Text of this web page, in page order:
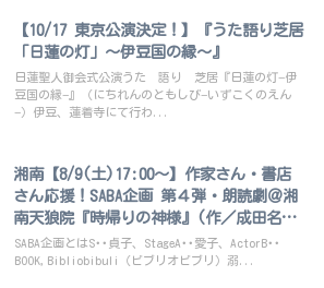
【10/17 東京公演決定！】『うた語り芝居
「日蓮の灯」〜伊豆国の縁〜』
日蓮聖人御会式公演うた 語り 芝居『日蓮の灯−伊
豆国の縁−』（にちれんのともしび−いずこくのえん
−）伊豆、蓮着寺にて行わ...
湘南【8/9(土)17:00～】作家さん・書店
さん応援！SABA企画 第４弾・朗読劇＠湘
南天狼院『時帰りの神様』(作／成田名璃
子)
SABA企画とはS･･貞子、StageA･･愛子、ActorB･･
BOOK,Bibliobibuli（ビブリオビブリ）溺...